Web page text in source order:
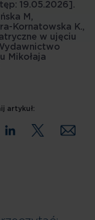
19.05.2026].
M,
Kornatowska K.,
w ujęciu
Mikołaja
artykuł: